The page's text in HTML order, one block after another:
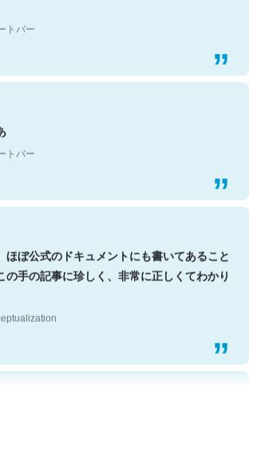
バー
バー
ぼ公式のドキュメントにも書いてあること
の手の記事に珍しく、非常に正しくてわかり